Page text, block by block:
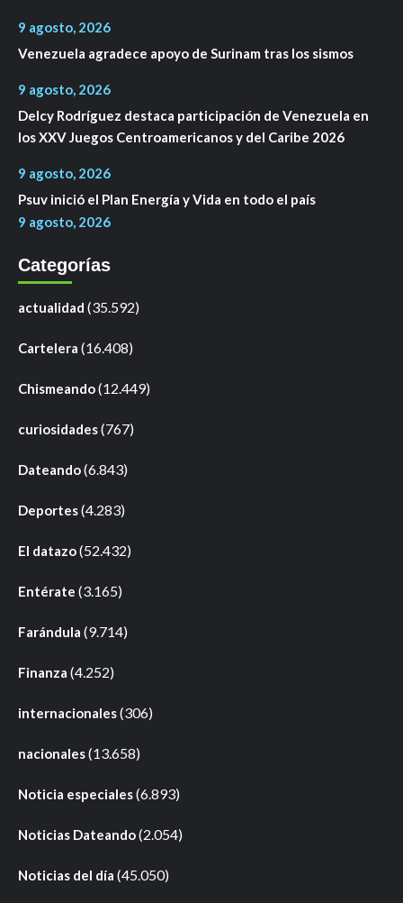
9 agosto, 2026
Venezuela agradece apoyo de Surinam tras los sismos
9 agosto, 2026
Delcy Rodríguez destaca participación de Venezuela en
los XXV Juegos Centroamericanos y del Caribe 2026
9 agosto, 2026
Psuv inició el Plan Energía y Vida en todo el país
9 agosto, 2026
Categorías
actualidad (35.592)
Cartelera (16.408)
Chismeando(12.449)
curiosidades(767)
Dateando(6.843)
Deportes(4.283)
El datazo(52.432)
Entérate (3.165)
Farándula (9.714)
Finanza (4.252)
internacionales(306)
nacionales(13.658)
Noticia especiales(6.893)
Noticias Dateando(2.054)
Noticias del día (45.050)